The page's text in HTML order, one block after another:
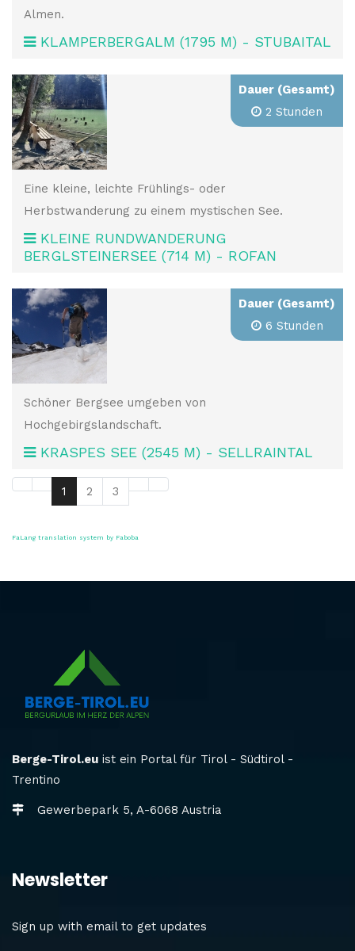
Almen.
KLAMPERBERGALM (1795 M) - STUBAITAL
Eine kleine, leichte Frühlings- oder
Herbstwanderung zu einem mystischen See.
KLEINE RUNDWANDERUNG
BERGLSTEINERSEE (714 M) - ROFAN
Dauer (Gesamt)
2 Stunden
Schöner Bergsee umgeben von
Hochgebirgslandschaft.
KRASPES SEE (2545 M) - SELLRAINTAL
Dauer (Gesamt)
6 Stunden
1 2 3
FaLang translation system by Faboba
Berge-Tirol.eu ist ein Portal für Tirol - Südtirol -
Trentino
Gewerbepark 5, A-6068 Austria
Newsletter
Sign up with email to get updates